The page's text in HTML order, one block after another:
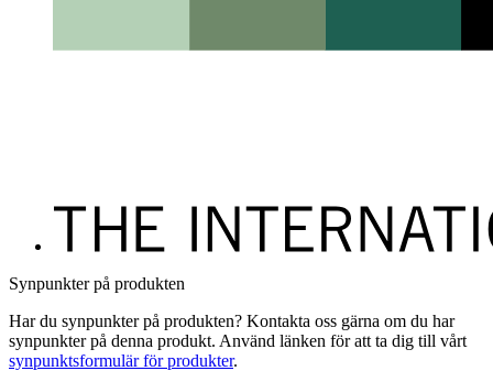
Synpunkter på produkten
Har du synpunkter på produkten? Kontakta oss gärna om du har
synpunkter på denna produkt. Använd länken för att ta dig till vårt
synpunktsformulär för produkter.